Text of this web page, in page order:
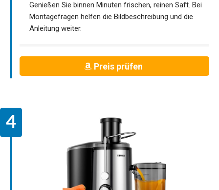
Genießen Sie binnen Minuten frischen, reinen Saft. Bei
Montagefragen helfen die Bildbeschreibung und die
Anleitung weiter.
Preis prüfen